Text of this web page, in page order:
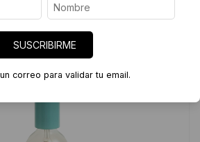
SUSCRIBIRME
correo para validar tu email.